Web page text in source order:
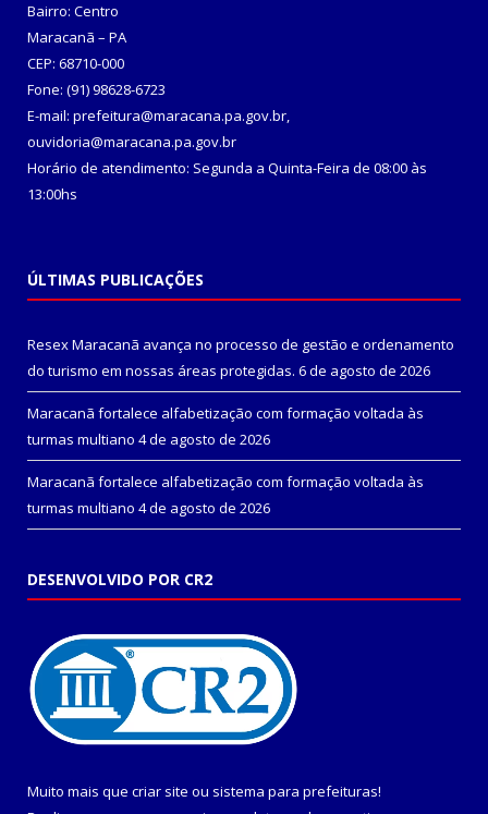
Bairro: Centro
Maracanã – PA
CEP: 68710-000
Fone: (91) 98628-6723
E-mail: prefeitura@maracana.pa.gov.br,
ouvidoria@maracana.pa.gov.br
Horário de atendimento: Segunda a Quinta-Feira de 08:00 às
13:00hs
ÚLTIMAS PUBLICAÇÕES
Resex Maracanã avança no processo de gestão e ordenamento
do turismo em nossas áreas protegidas. 6 de agosto de 2026
Maracanã fortalece alfabetização com formação voltada às
turmas multiano 4 de agosto de 2026
Maracanã fortalece alfabetização com formação voltada às
turmas multiano 4 de agosto de 2026
DESENVOLVIDO POR CR2
Muito mais que criar site ou sistema para prefeituras!